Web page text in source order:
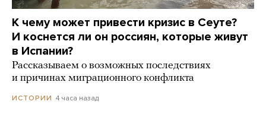
К чему может привести кризис в Сеуте?
И коснется ли он россиян, которые живут
в Испании?
Рассказываем о возможных последствиях
и причинах миграционного конфликта
ИСТОРИИ 4 часа назад